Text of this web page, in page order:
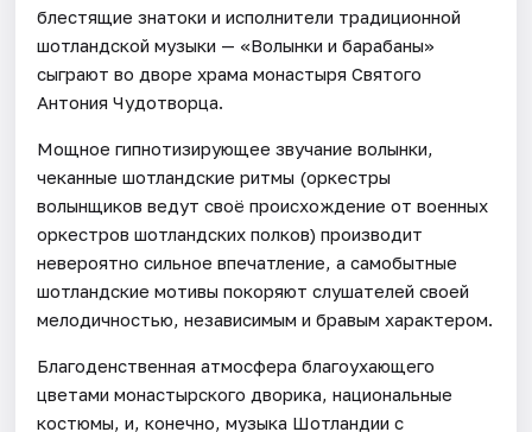
блестящие знатоки и исполнители традиционной
шотландской музыки — «Волынки и барабаны»
сыграют во дворе храма монастыря Святого
Антония Чудотворца.
Мощное гипнотизирующее звучание волынки,
чеканные шотландские ритмы (оркестры
волынщиков ведут своё происхождение от военных
оркестров шотландских полков) производит
невероятно сильное впечатление, а самобытные
шотландские мотивы покоряют слушателей своей
мелодичностью, независимым и бравым характером.
Благоденственная атмосфера благоухающего
цветами монастырского дворика, национальные
костюмы, и, конечно, музыка Шотландии с